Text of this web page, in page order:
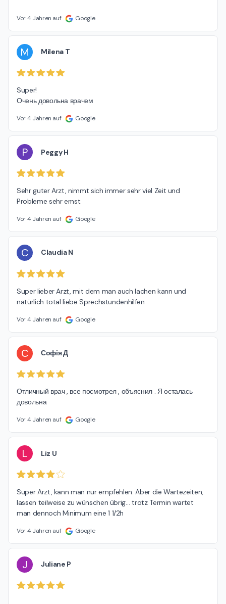
Vor 4 Jahren auf Google
M Milena T
Super!
Очень довольна врачем
Vor 4 Jahren auf Google
P Peggy H
Sehr guter Arzt, nimmt sich immer sehr viel Zeit und
Probleme sehr ernst.
Vor 4 Jahren auf Google
C Claudia N
Super lieber Arzt, mit dem man auch lachen kann und
natürlich total liebe Sprechstundenhilfen
Vor 4 Jahren auf Google
С Софія Д
Отличный врач , все посмотрел , объяснил . Я осталась
довольна
Vor 4 Jahren auf Google
L Liz U
Super Arzt, kann man nur empfehlen. Aber die Wartezeiten,
lassen teilweise zu wünschen übrig… trotz Termin wartet
man dennoch Minimum eine 1 1/2h
Vor 4 Jahren auf Google
J Juliane P